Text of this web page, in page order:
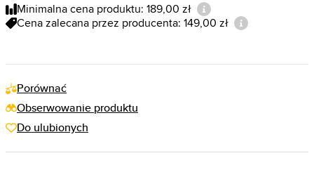
Minimalna cena produktu: 189,00 zł
Cena zalecana przez producenta: 149,00 zł
Porównać
Obserwowanie produktu
Do ulubionych